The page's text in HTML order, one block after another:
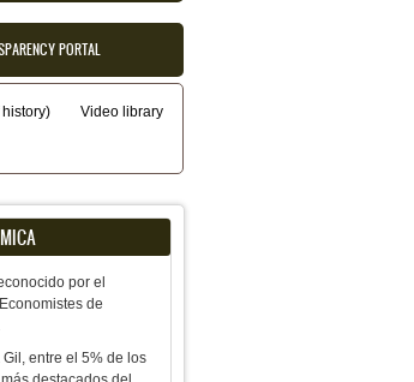
PORTAL
Video library
por el
de
entre el 5% de los